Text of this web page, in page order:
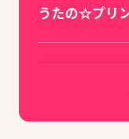
うたの☆プリ